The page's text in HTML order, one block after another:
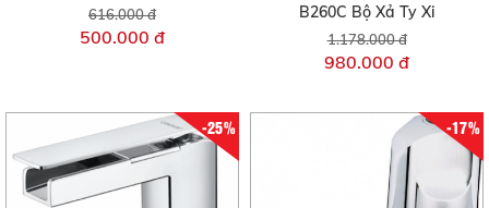
616.000 đ
500.000 đ
B260C Bộ Xả Ty Xi
1.178.000 đ
980.000 đ
-25% -17%